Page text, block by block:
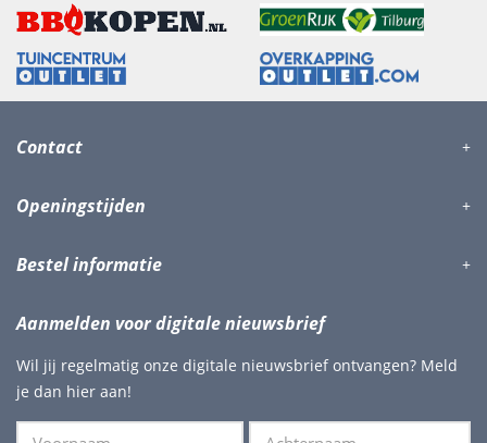
Contact
Openingstijden
Bestel informatie
Aanmelden voor digitale nieuwsbrief
Wil jij regelmatig onze digitale nieuwsbrief ontvangen? Meld
je dan hier aan!